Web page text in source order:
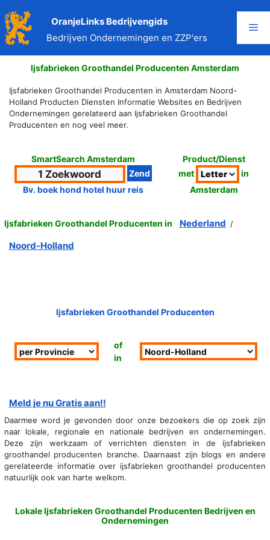
naar
de
inhoud
OranjeLinks Bedrijvengids
Bedrijven Ondernemingen en ZZP'ers
Ijsfabrieken Groothandel Producenten Amsterdam
Ijsfabrieken Groothandel Producenten in Amsterdam Noord-
Holland Producten Diensten Informatie Websites en Bedrijven
Ondernemingen gerelateerd aan Ijsfabrieken Groothandel
Producenten en nog veel meer.
SmartSearch Amsterdam
Bv. boek hond hotel huur reis
Product/Dienst
met
in
Amsterdam
Ijsfabrieken Groothandel Producenten in Nederland /
Noord-Holland
Ijsfabrieken Groothandel Producenten
of
in
Meld je nu Gratis aan!!
Daarmee word je gevonden door onze bezoekers die op zoek zijn
naar lokale, regionale en nationale bedrijven en ondernemingen.
Deze zijn werkzaam of verrichten diensten in de ijsfabrieken
groothandel producenten branche. Daarnaast zijn blogs en andere
gerelateerde informatie over ijsfabrieken groothandel producenten
natuurlijk ook van harte welkom.
Lokale Ijsfabrieken Groothandel Producenten Bedrijven en
Ondernemingen